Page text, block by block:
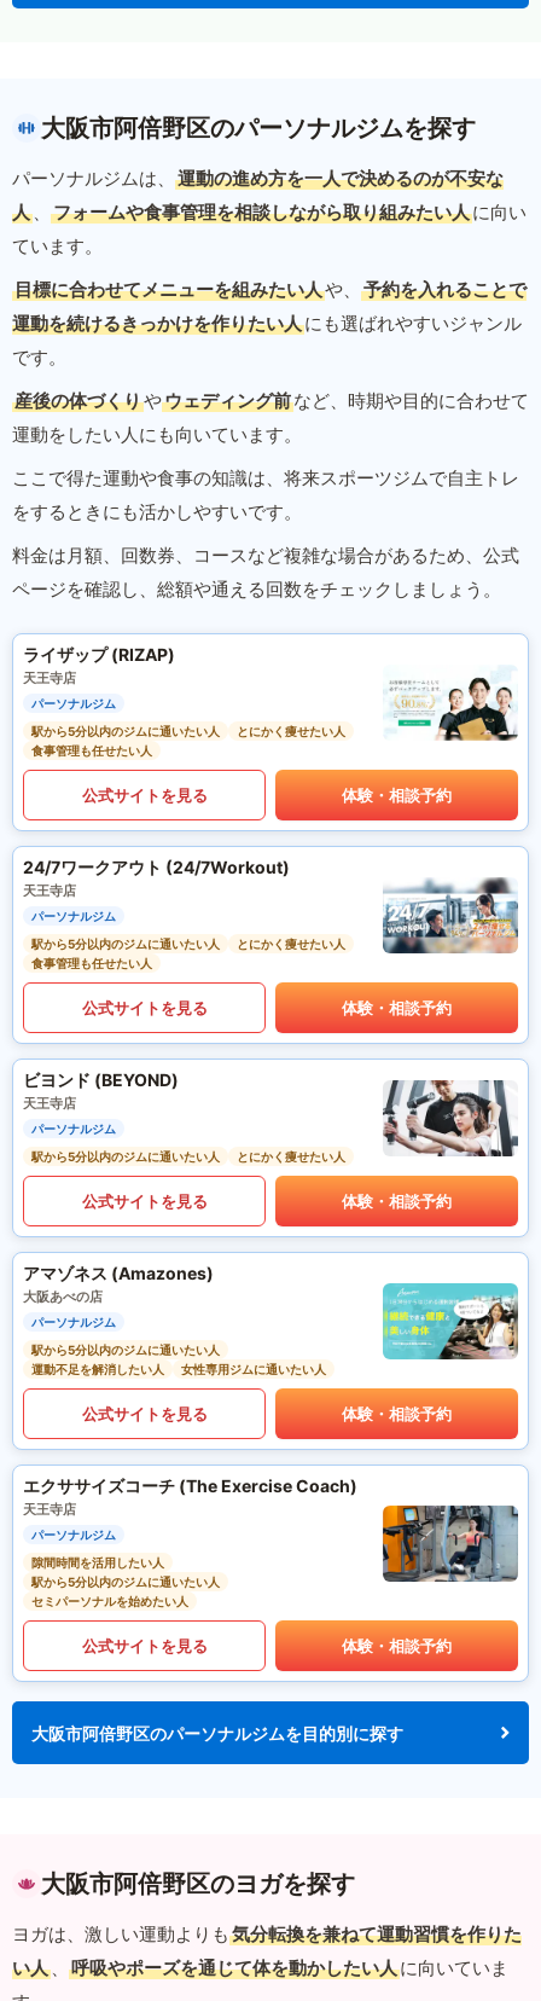
大阪市阿倍野区のパーソナルジムを探す
パーソナルジムは、
運動の進め方を一人で決めるのが不安な
人 、 フォームや食事管理を相談しながら取り組みたい人に向い
ています。
目標に合わせてメニューを組みたい人や、
予約を入れることで
運動を続けるきっかけを作りたい人にも選ばれやすいジャンル
です。
産後の体づくりやウェディング前など、時期や目的に合わせて
運動をしたい人にも向いています。
ここで得た運動や食事の知識は、将来スポーツジムで自主トレ
をするときにも活かしやすいです。
料金は月額、回数券、コースなど複雑な場合があるため、公式
ページを確認し、総額や通える回数をチェックしましょう。
ライザップ (RIZAP)
天王寺店
パーソナルジム
駅から5分以内のジムに通いたい人
とにかく痩せたい人
食事管理も任せたい人
公式サイトを見る 体験・相談予約
24/7ワークアウト (24/7Workout)
天王寺店
パーソナルジム
駅から5分以内のジムに通いたい人
とにかく痩せたい人
食事管理も任せたい人
公式サイトを見る 体験・相談予約
ビヨンド (BEYOND)
天王寺店
パーソナルジム
駅から5分以内のジムに通いたい人
とにかく痩せたい人
公式サイトを見る 体験・相談予約
アマゾネス (Amazones)
大阪あべの店
パーソナルジム
駅から5分以内のジムに通いたい人
運動不足を解消したい人
女性専用ジムに通いたい人
公式サイトを見る 体験・相談予約
エクササイズコーチ (The Exercise Coach)
天王寺店
パーソナルジム
隙間時間を活用したい人
駅から5分以内のジムに通いたい人
セミパーソナルを始めたい人
公式サイトを見る 体験・相談予約
大阪市阿倍野区のパーソナルジムを目的別に探す
大阪市阿倍野区のヨガを探す
ヨガは、激しい運動よりも 気分転換を兼ねて運動習慣を作りた
い人 、 呼吸やポーズを通じて体を動かしたい人に向いていま